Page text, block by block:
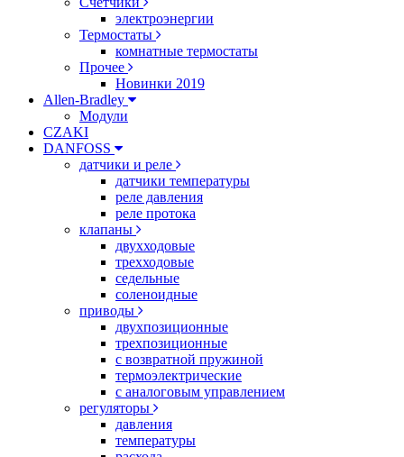
электроэнергии
Термостаты
комнатные термостаты
Прочее
Новинки 2019
Allen-Bradley
Модули
CZAKI
DANFOSS
датчики и реле
датчики температуры
реле давления
реле протока
клапаны
двухходовые
трехходовые
седельные
соленоидные
приводы
двухпозиционные
трехпозиционные
с возвратной пружиной
термоэлектрические
с аналоговым управлением
регуляторы
давления
температуры